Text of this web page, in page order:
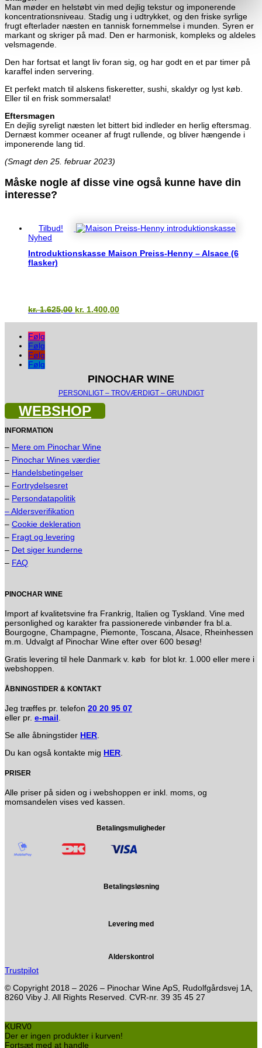
Man møder en helstøbt vin med dejlig tekstur og imponerende
koncentrationsniveau. Stadig ung i udtrykket, og den friske syrlige
frugt efterlader næsten en tannisk fornemmelse i munden. Syren er
markant og skriger på mad. Den er harmonisk, kompleks og aldeles
velsmagende.
Den har fortsat et langt liv foran sig, og har godt en et par timer på
karaffel inden servering.
Et perfekt match til alskens fiskeretter, sushi, skaldyr og lyst køb.
Eller til en frisk sommersalat!
Eftersmagen
En dejlig syreligt næsten let bittert bid indleder en herlig eftersmag.
Dernæst kommer oceaner af frugt rullende, og bliver hængende i
imponerende lang tid.
(Smagt den 25. februar 2023)
Måske nogle af disse vine også kunne have din
interesse?
Tilbud!
Nyhed
Introduktionskasse Maison Preiss-Henny – Alsace (6
flasker)
kr.1.625,00 Den
kr. 1.400,00Den
Følg
Følg
Følg
Følg
PINOCHAR WINE
PERSONLIGT – TROVÆRDIGT – GRUNDIGT
WEBSHOP
INFORMATION
– Mere om Pinochar Wine
– Pinochar Wines værdier
– Handelsbetingelser
– Fortrydelsesret
– Persondatapolitik
– Aldersverifikation
– Cookie dekleration
– Fragt og levering
– Det siger kunderne
– FAQ
PINOCHAR WINE
Import af kvalitetsvine fra Frankrig, Italien og Tyskland. Vine med
personlighed og karakter fra passionerede vinbønder fra bl.a.
Bourgogne, Champagne, Piemonte, Toscana, Alsace, Rheinhessen
m.m. Udvalgt af Pinochar Wine efter over 600 besøg!
Gratis levering til hele Danmark v. køb for blot kr. 1.000 eller mere i
webshoppen.
ÅBNINGSTIDER & KONTAKT
Jeg træffes pr. telefon 20 20 95 07
eller pr. e-mail
Se alle åbningstider HER
Du kan også kontakte mig HER
PRISER
Alle priser på siden og i webshoppen er inkl. moms, og
momsandelen vises ved kassen.
Betalingsmuligheder
Betalingsløsning
Levering med
Alderskontrol
Trustpilot
© Copyright 2018 – 2026 – Pinochar Wine ApS, Rudolfgårdsvej 1A,
8260 Viby J. All Rights Reserved. CVR-nr. 39 35 45 27
KURV0
Der er ingen produkter i kurven!
Fortsæt med at handle